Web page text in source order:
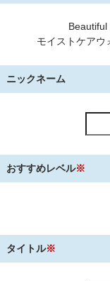
Beautiful
モイストケア
ニックネーム
おすすめレベル※
タイトル※